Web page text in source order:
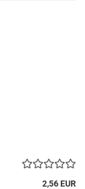
2,56 EUR